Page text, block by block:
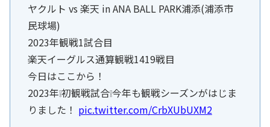
ヤクルト vs 楽天 in ANA BALL PARK浦添(浦添市
民球場)
2023年観戦1試合目
楽天イーグルス通算観戦1419戦目
今日はここから！
2023年❕初観戦試合❕今年も観戦シーズンがはじま
りました！ pic.twitter.com/CrbXUbUXM2